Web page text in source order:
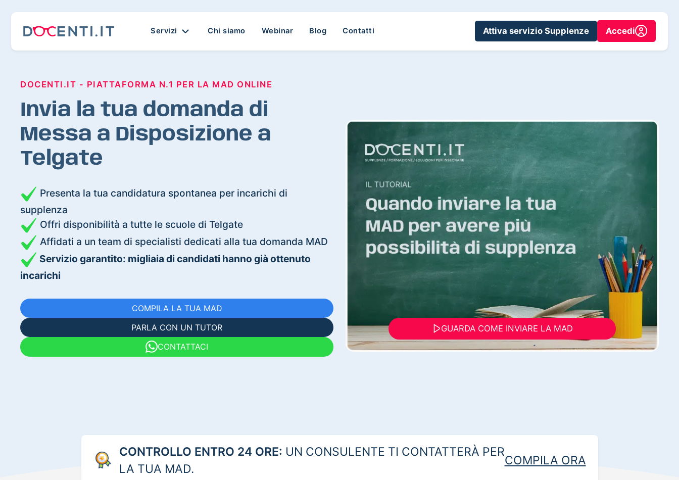
Servizi Chi siamo Webinar Blog Contatti Attiva servizio Supplenze Accedi
DOCENTI.IT - PIATTAFORMA N.1 PER LA MAD ONLINE
Invia la tua domanda di
Messa a Disposizione a
Telgate
Presenta la tua candidatura spontanea per incarichi di
supplenza
Offri disponibilità a tutte le scuole di Telgate
Affidati a un team di specialisti dedicati alla tua domanda MAD
Servizio garantito: migliaia di candidati hanno già ottenuto
incarichi
COMPILA LA TUA MAD
PARLA CON UN TUTOR
CONTATTACI
GUARDA COME INVIARE LA MAD
CONTROLLO ENTRO 24 ORE: UN CONSULENTE TI CONTATTERÀ PER
LA TUA MAD.
COMPILA ORA